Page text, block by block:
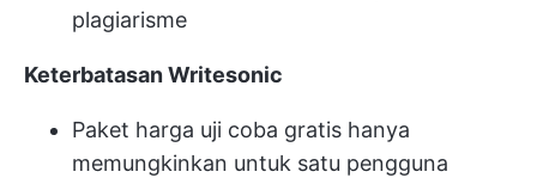
plagiarisme
Keterbatasan Writesonic
Paket harga uji coba gratis hanya
memungkinkan untuk satu pengguna